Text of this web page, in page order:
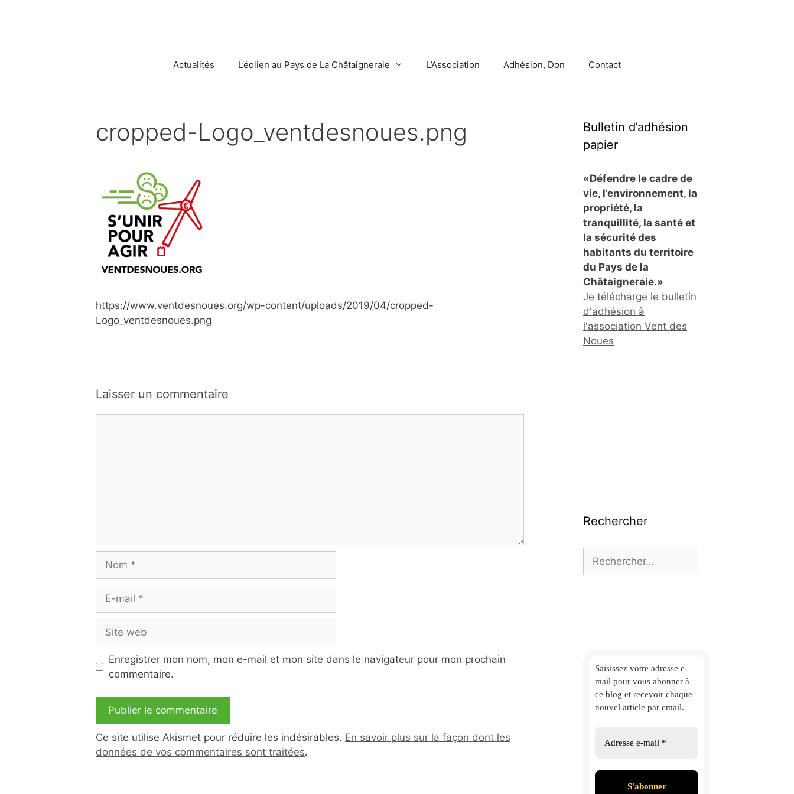
Actualités L’éolien au Pays de La Châtaigneraie L’Association Adhésion, Don Contact
cropped-Logo_ventdesnoues.png
https://www.ventdesnoues.org/wp-content/uploads/2019/04/cropped-
Logo_ventdesnoues.png
Laisser un commentaire
mail
web
Enregistrer mon nom, mon e-mail et mon site dans le navigateur pour mon prochain
commentaire.
Ce site utilise Akismet pour réduire les indésirables. En savoir plus sur la façon dont les
données de vos commentaires sont traitées.
Bulletin d’adhésion
papier
«Défendre le cadre de
vie, l’environnement, la
propriété, la
tranquillité, la santé et
la sécurité des
habitants du territoire
du Pays de la
Châtaigneraie.»
Je télécharge le bulletin
d'adhésion à
l'association Vent des
Noues
Rechercher
Rechercher :
Saisissez votre adresse e-
mail pour vous abonner à
ce blog et recevoir chaque
nouvel article par email.